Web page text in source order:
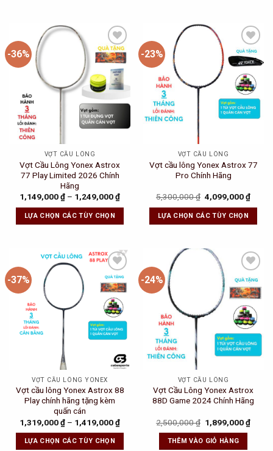
-36%
Add to
Wishlist
VỢT CẦU LÔNG
Vợt Cầu Lông Yonex Astrox
77 Play Limited 2026 Chính
Hãng
1,149,000₫ – 1,249,000₫
LỰA CHỌN CÁC TÙY CHỌN
-23%
Add to
Wishlist
VỢT CẦU LÔNG
Vợt cầu lông Yonex Astrox 77
Pro Chính Hãng
5,300,000₫ Original
price
was:
5,300,000 ₫.
4,099,000₫
LỰA CHỌN CÁC TÙY CHỌN
-37%
Add to
Wishlist
VỢT CẦU LÔNG YONEX
Vợt cầu lông Yonex Astrox 88
Play chính hãng tặng kèm
quấn cán
1,319,000₫ – 1,419,000₫
LỰA CHỌN CÁC TÙY CHỌN
-24%
Add to
Wishlist
VỢT CẦU LÔNG
Vợt Cầu Lông Yonex Astrox
88D Game 2024 Chính Hãng
2,500,000₫ Original
price
was:
2,500,000 ₫.
1,899,000₫
THÊM VÀO GIỎ HÀNG